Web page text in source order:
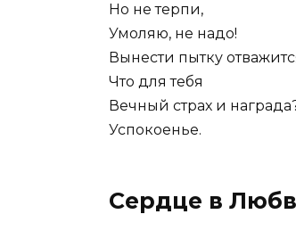
Но не терпи,
Умоляю, не надо!
Вынести пытку
Что для тебя
Вечный страх и
Успокоенье.
Сердце в